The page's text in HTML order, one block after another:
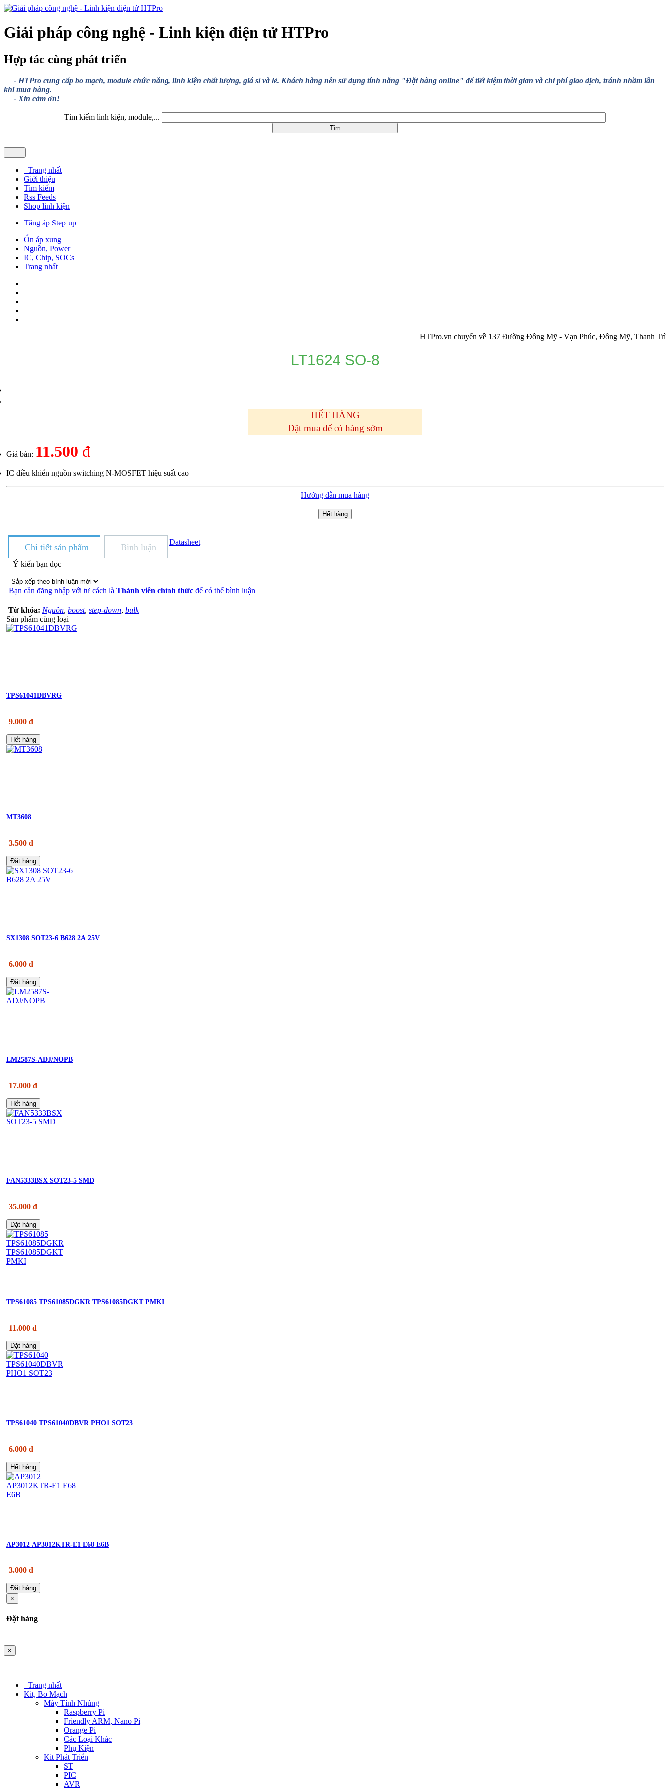
Giải pháp công nghệ - Linh kiện điện tử HTPro
Hợp tác cùng phát triển
- HTPro cung cấp bo mạch, module chức năng, linh kiện chất lượng, giá sỉ và lẻ. Khách hàng nên sử dụng tính năng "Đặt hàng online" để tiết kiệm thời gian và chi phí giao dịch, tránh nhầm lẫn
khi mua hàng.
- Xin cảm ơn!
Tìm kiếm linh kiện, module,...
Trang nhất
Giới thiệu
Tìm kiếm
Rss Feeds
Shop linh kiện
Tăng áp Step-up
Ổn áp xung
Nguồn, Power
IC, Chip, SOCs
Trang nhất
HTPro.vn chuyển về 137 Đường Đông Mỹ - Vạn Phúc, Đông Mỹ, Thanh Trì, Hà Nội.
LT1624 SO-8
HẾT HÀNG
Đặt mua để có hàng sớm
Giá bán: 11.500 đ
IC điều khiển nguồn switching N-MOSFET hiệu suất cao
Hướng dẫn mua hàng
Hết hàng
Chi tiết sản phẩm Bình luận
Datasheet
Ý kiến bạn đọc
Bạn cần đăng nhập với tư cách là Thành viên chính thức để có thể bình luận
Từ khóa: Nguồn, boost, step-down, bulk
Sản phẩm cùng loại
TPS61041DBVRG
9.000 đ
Hết hàng
MT3608
3.500 đ
Đặt hàng
SX1308 SOT23-6 B628 2A 25V
6.000 đ
Đặt hàng
LM2587S-ADJ/NOPB
17.000 đ
Hết hàng
FAN5333BSX SOT23-5 SMD
35.000 đ
Đặt hàng
TPS61085 TPS61085DGKR TPS61085DGKT PMKI
11.000 đ
Đặt hàng
TPS61040 TPS61040DBVR PHO1 SOT23
6.000 đ
Hết hàng
AP3012 AP3012KTR-E1 E68 E6B
3.000 đ
Đặt hàng
×
Đặt hàng
×
Trang nhất
Kit, Bo Mạch
Máy Tính Nhúng
Raspberry Pi
Friendly ARM, Nano Pi
Orange Pi
Các Loại Khác
Phụ Kiện
Kit Phát Triển
ST
PIC
AVR